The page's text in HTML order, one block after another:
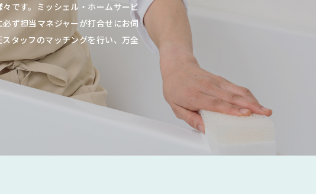
です。ミッシェル・ホームサービ
ず担当マネジャーが打合せにお伺
タッフのマッチングを行い、万全